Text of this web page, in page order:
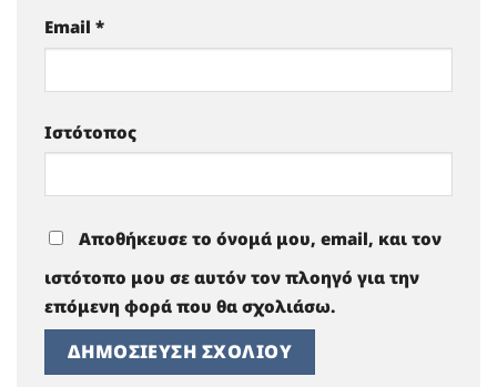
Email *
Ιστότοπος
Αποθήκευσε το όνομά μου, email, και τον
ιστότοπο μου σε αυτόν τον πλοηγό για την
επόμενη φορά που θα σχολιάσω.